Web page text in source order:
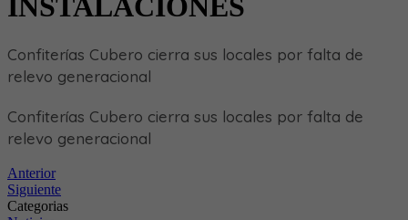
INSTALACIONES
Confiterías Cubero cierra sus locales por falta de
relevo generacional
Confiterías Cubero cierra sus locales por falta de
relevo generacional
Anterior
Siguiente
Categorias